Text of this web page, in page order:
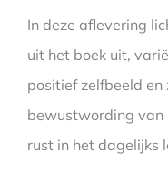
In deze aflevering
uit het boek uit,
positief zelfbeeld
bewustwording van
rust in het dagelijks